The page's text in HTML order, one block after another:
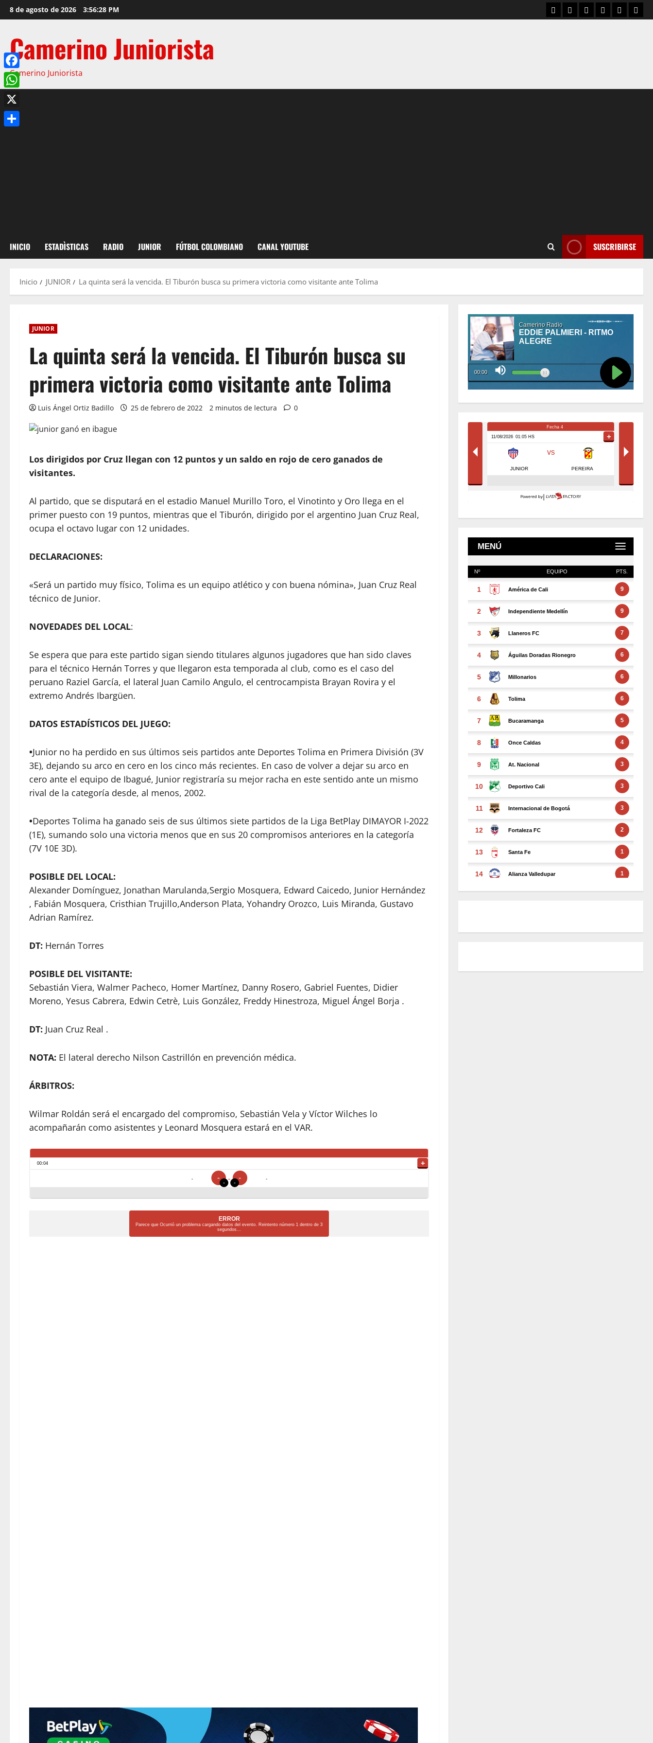
8 de agosto de 2026 3:56:29 PM
Camerino Juniorista
Camerino Juniorista
INICIO ESTADÌSTICAS RADIO JUNIOR FÚTBOL COLOMBIANO CANAL YOUTUBE SUSCRIBIRSE
Inicio JUNIOR La quinta será la vencida. El Tiburón busca su primera victoria como visitante ante Tolima
JUNIOR
La quinta será la vencida. El Tiburón busca su
primera victoria como visitante ante Tolima
Luis Ángel Ortiz Badillo 25 de febrero de 2022 2 minutos de lectura 0
Los dirigidos por Cruz llegan con 12 puntos y un saldo en rojo de cero ganados de
visitantes.
Al partido, que se disputará en el estadio Manuel Murillo Toro, el Vinotinto y Oro llega en el
primer puesto con 19 puntos, mientras que el Tiburón, dirigido por el argentino Juan Cruz Real,
ocupa el octavo lugar con 12 unidades.
DECLARACIONES:
«Será un partido muy físico, Tolima es un equipo atlético y con buena nómina», Juan Cruz Real
técnico de Junior.
NOVEDADES DEL LOCAL:
Se espera que para este partido sigan siendo titulares algunos jugadores que han sido claves
para el técnico Hernán Torres y que llegaron esta temporada al club, como es el caso del
peruano Raziel García, el lateral Juan Camilo Angulo, el centrocampista Brayan Rovira y el
extremo Andrés Ibargüen.
DATOS ESTADÍSTICOS DEL JUEGO:
•Junior no ha perdido en sus últimos seis partidos ante Deportes Tolima en Primera División (3V
3E), dejando su arco en cero en los cinco más recientes. En caso de volver a dejar su arco en
cero ante el equipo de Ibagué, Junior registraría su mejor racha en este sentido ante un mismo
rival de la categoría desde, al menos, 2002.
•Deportes Tolima ha ganado seis de sus últimos siete partidos de la Liga BetPlay DIMAYOR I-2022
(1E), sumando solo una victoria menos que en sus 20 compromisos anteriores en la categoría
(7V 10E 3D).
POSIBLE DEL LOCAL:
Alexander Domínguez, Jonathan Marulanda,Sergio Mosquera, Edward Caicedo, Junior Hernández
, Fabián Mosquera, Cristhian Trujillo,Anderson Plata, Yohandry Orozco, Luis Miranda, Gustavo
Adrian Ramírez.
DT: Hernán Torres
POSIBLE DEL VISITANTE:
Sebastián Viera, Walmer Pacheco, Homer Martínez, Danny Rosero, Gabriel Fuentes, Didier
Moreno, Yesus Cabrera, Edwin Cetrè, Luis González, Freddy Hinestroza, Miguel Ángel Borja .
DT: Juan Cruz Real .
NOTA: El lateral derecho Nilson Castrillón en prevención médica.
ÁRBITROS:
Wilmar Roldán será el encargado del compromiso, Sebastián Vela y Víctor Wilches lo
acompañarán como asistentes y Leonard Mosquera estará en el VAR.
Facebook
WhatsApp
X